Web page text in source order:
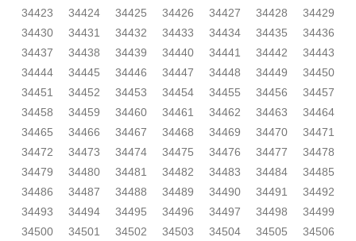
34423
34424 34425 34426 34427 34428
34429
34430
34431 34432 34433 34434 34435
34436
34437
34438 34439 34440 34441 34442
34443
34444
34445 34446 34447 34448 34449
34450
34451
34452 34453 34454 34455 34456
34457
34458
34459 34460 34461 34462 34463
34464
34465
34466 34467 34468 34469 34470
34471
34472
34473 34474 34475 34476 34477
34478
34479
34480 34481 34482 34483 34484
34485
34486
34487 34488 34489 34490 34491
34492
34493
34494 34495 34496 34497 34498
34499
34500
34501 34502 34503 34504 34505
34506